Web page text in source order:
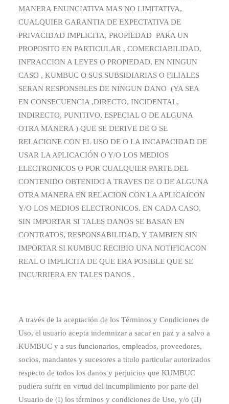
MANERA ENUNCIATIVA MAS NO LIMITATIVA,
CUALQUIER GARANTIA DE EXPECTATIVA DE
PRIVACIDAD IMPLICITA, PROPIEDAD PARA UN
PROPOSITO EN PARTICULAR , COMERCIABILIDAD,
INFRACCION A LEYES O PROPIEDAD, EN NINGUN
CASO , KUMBUC O SUS SUBSIDIARIAS O FILIALES
SERAN RESPONSBLES DE NINGUN DANO (YA SEA
EN CONSECUENCIA ,DIRECTO, INCIDENTAL,
INDIRECTO, PUNITIVO, ESPECIAL O DE ALGUNA
OTRA MANERA ) QUE SE DERIVE DE O SE
RELACIONE CON EL USO DE O LA INCAPACIDAD DE
USAR LA APLICACIÓN O Y/O LOS MEDIOS
ELECTRONICOS O POR CUALQUIER PARTE DEL
CONTENIDO OBTENIDO A TRAVES DE O DE ALGUNA
OTRA MANERA EN RELACION CON LA APLICAICON
Y/O LOS MEDIOS ELECTRONICOS. EN CADA CASO,
SIN IMPORTAR SI TALES DANOS SE BASAN EN
CONTRATOS, RESPONSABILIDAD, Y TAMBIEN SIN
IMPORTAR SI KUMBUC RECIBIO UNA NOTIFICACON
REAL O IMPLICITA DE QUE ERA POSIBLE QUE SE
INCURRIERA EN TALES DANOS .
A través de la aceptación de los Términos y Condiciones de
Uso, el usuario acepta indemnizar a sacar en paz y a salvo a
KUMBUC y a sus funcionarios, empleados, proveedores,
socios, mandantes y sucesores a titulo particular autorizados
respecto de todos los danos y perjuicios que KUMBUC
pudiera sufrir en virtud del incumplimiento por parte del
Usuario de (I) los términos y condiciones de Uso, y/o (II)